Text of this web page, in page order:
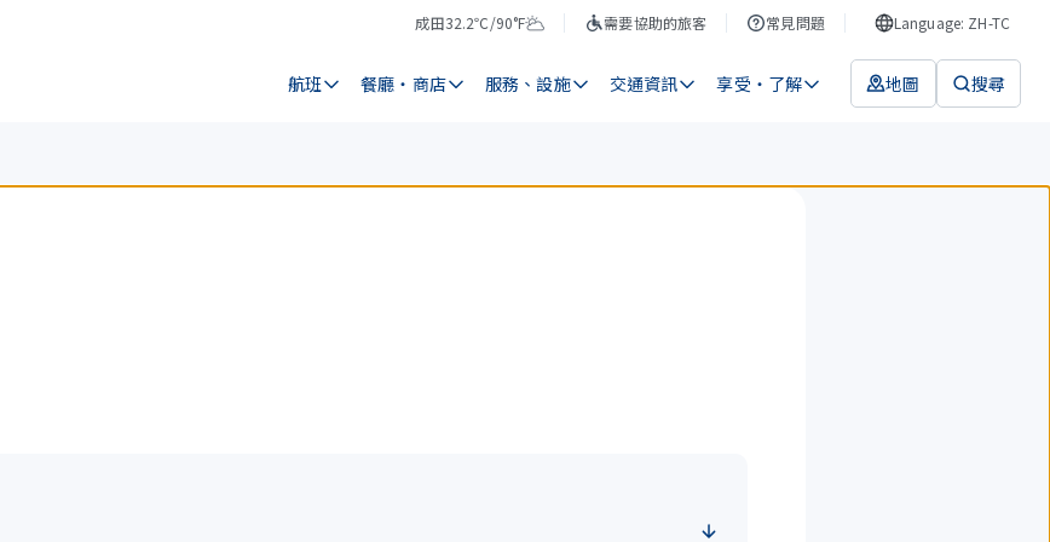
成田
氣
32.2℃/90°F
天
需要協助的旅客 常見問題 Language: ZH-TC
航班 餐廳・商店 服務、設施 交通資訊 享受・了解 地圖 搜尋